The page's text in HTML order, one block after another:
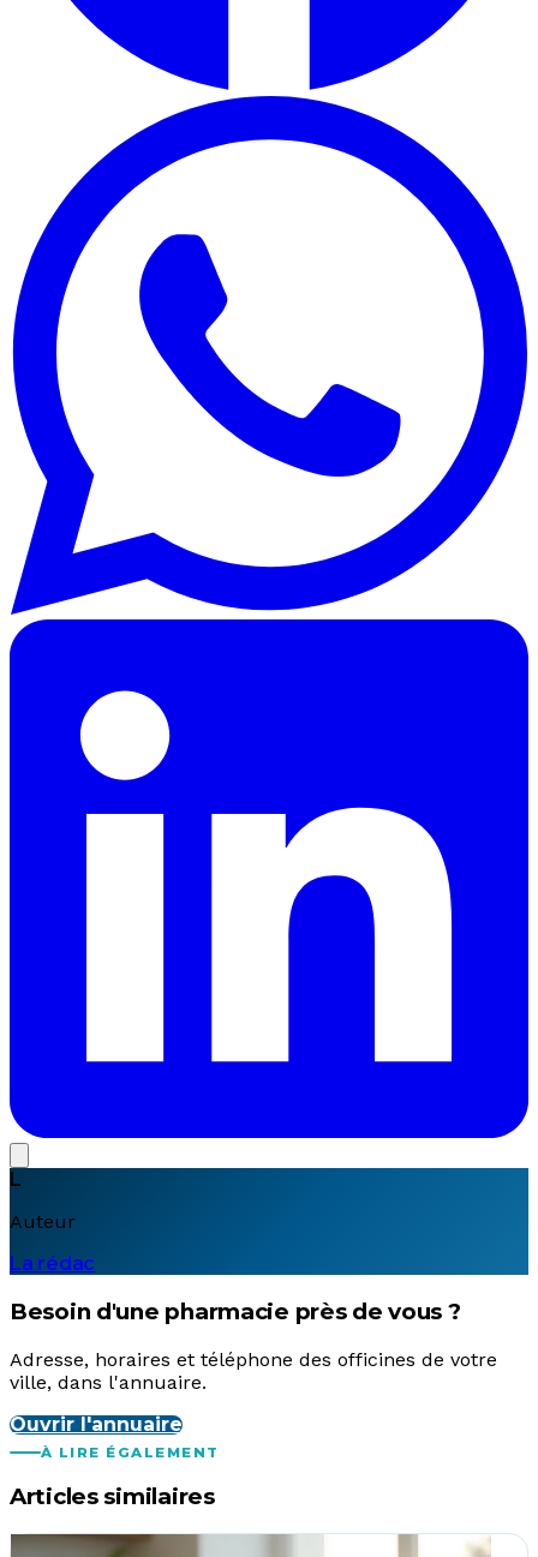
L
Auteur
La rédac
Besoin d'une pharmacie près de vous ?
Adresse, horaires et téléphone des officines de votre
ville, dans l'annuaire.
Ouvrir l'annuaire
À LIRE ÉGALEMENT
Articles similaires